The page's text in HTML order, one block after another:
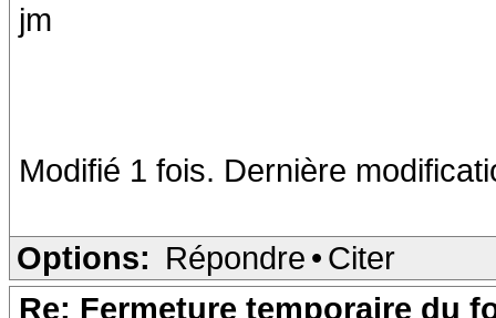
jm
Modifié 1 fois. Dernière
Options: Répondre • Citer
Re: Fermeture temporaire du